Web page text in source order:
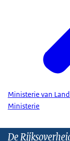
Ministerie van
Ministerie
De